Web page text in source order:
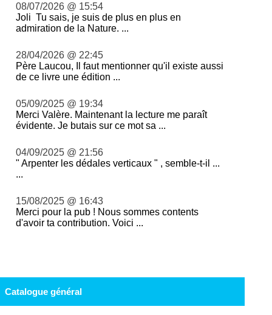
08/07/2026 @ 15:54
Joli Tu sais, je suis de plus en plus en
admiration de la Nature. ...
28/04/2026 @ 22:45
Père Laucou, Il faut mentionner qu'il existe aussi
de ce livre une édition ...
05/09/2025 @ 19:34
Merci Valère. Maintenant la lecture me paraît
évidente. Je butais sur ce mot sa ...
04/09/2025 @ 21:56
" Arpenter les dédales verticaux " , semble-t-il ...
...
15/08/2025 @ 16:43
Merci pour la pub ! Nous sommes contents
d'avoir ta contribution. Voici ...
Catalogue général